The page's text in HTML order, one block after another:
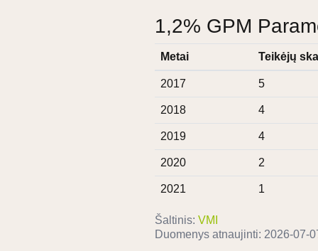
1,2% GPM
Metai Teikėjų
2017 5
2018 4
2019 4
2020 2
2021 1
Šaltinis: VMI
Duomenys atnaujinti: 2026-07-